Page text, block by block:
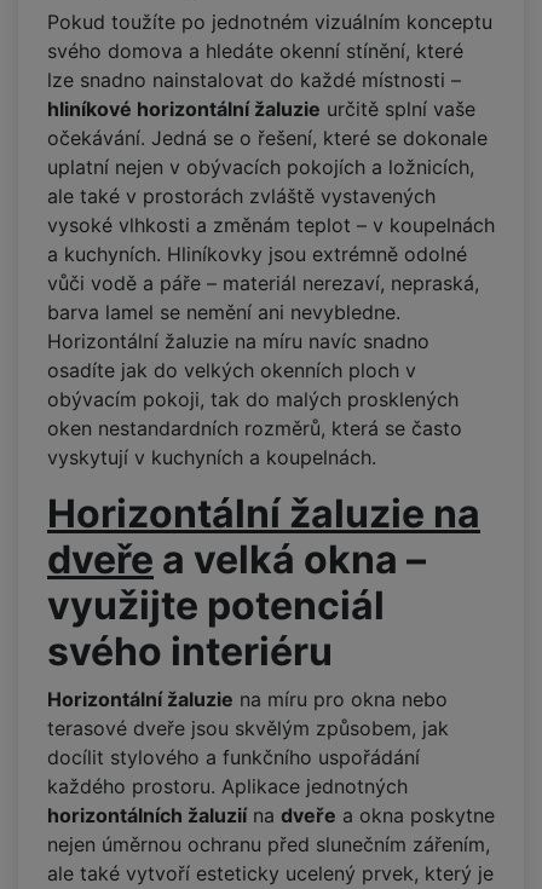
Pokud toužíte po jednotném vizuálním konceptu
svého domova a hledáte okenní stínění, které
lze snadno nainstalovat do každé místnosti –
hliníkové horizontální žaluzie určitě splní vaše
očekávání. Jedná se o řešení, které se dokonale
uplatní nejen v obývacích pokojích a ložnicích,
ale také v prostorách zvláště vystavených
vysoké vlhkosti a změnám teplot – v koupelnách
a kuchyních. Hliníkovky jsou extrémně odolné
vůči vodě a páře – materiál nerezaví, nepraská,
barva lamel se nemění ani nevybledne.
Horizontální žaluzie na míru navíc snadno
osadíte jak do velkých okenních ploch v
obývacím pokoji, tak do malých prosklených
oken nestandardních rozměrů, která se často
vyskytují v kuchyních a koupelnách.
Horizontální žaluzie na
dveře a velká okna –
využijte potenciál
svého interiéru
Horizontální žaluzie na míru pro okna nebo
terasové dveře jsou skvělým způsobem, jak
docílit stylového a funkčního uspořádání
každého prostoru. Aplikace jednotných
horizontálních žaluziína dveře a okna poskytne
nejen úměrnou ochranu před slunečním zářením,
ale také vytvoří esteticky ucelený prvek, který je